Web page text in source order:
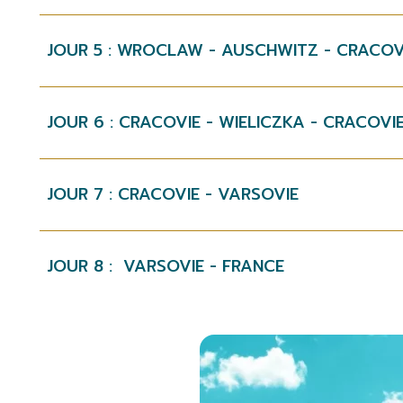
JOUR 5 : WROCLAW - AUSCHWITZ -
JOUR 6 : CRACOVIE - WIELICZKA -
JOUR 7 : CRACOVIE - VARSOVIE
JOUR 8 : VARSOVIE - FRANCE